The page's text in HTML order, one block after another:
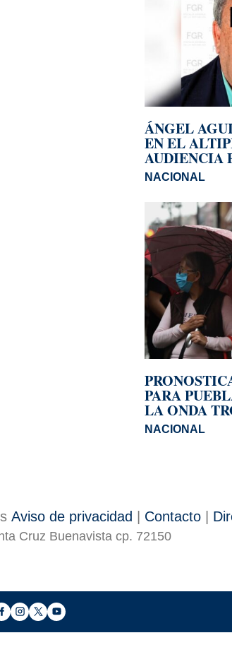
ÁNGEL
EN EL
AUDIENCIA
AYOTZINAPA
NACIONAL
PARA
LA ONDA
NACIONAL
Aviso de privacidad Contacto
Cruz Buenavista cp. 72150